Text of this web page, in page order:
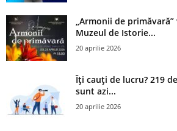
„Armonii de
Muzeul de Istorie...
20 aprilie 2026
Îți cauți de lucru? 219
sunt azi...
20 aprilie 2026